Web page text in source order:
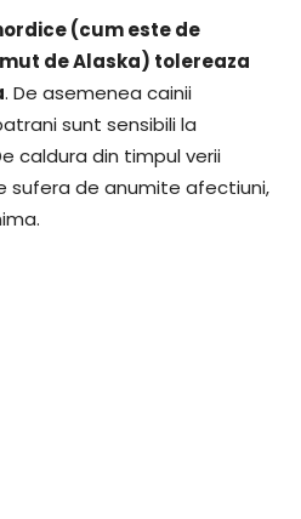
(cum este de
de Alaska) tolereaza
. De asemenea cainii
sunt sensibili la
caldura din timpul verii
sufera de anumite afectiuni,